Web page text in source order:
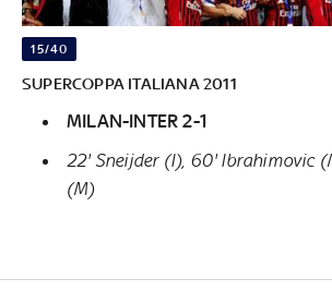
15/40
SUPERCOPPA ITALIANA 2011
MILAN-INTER 2-1
22' Sneijder (I), 60' Ibrahimovic
(M)